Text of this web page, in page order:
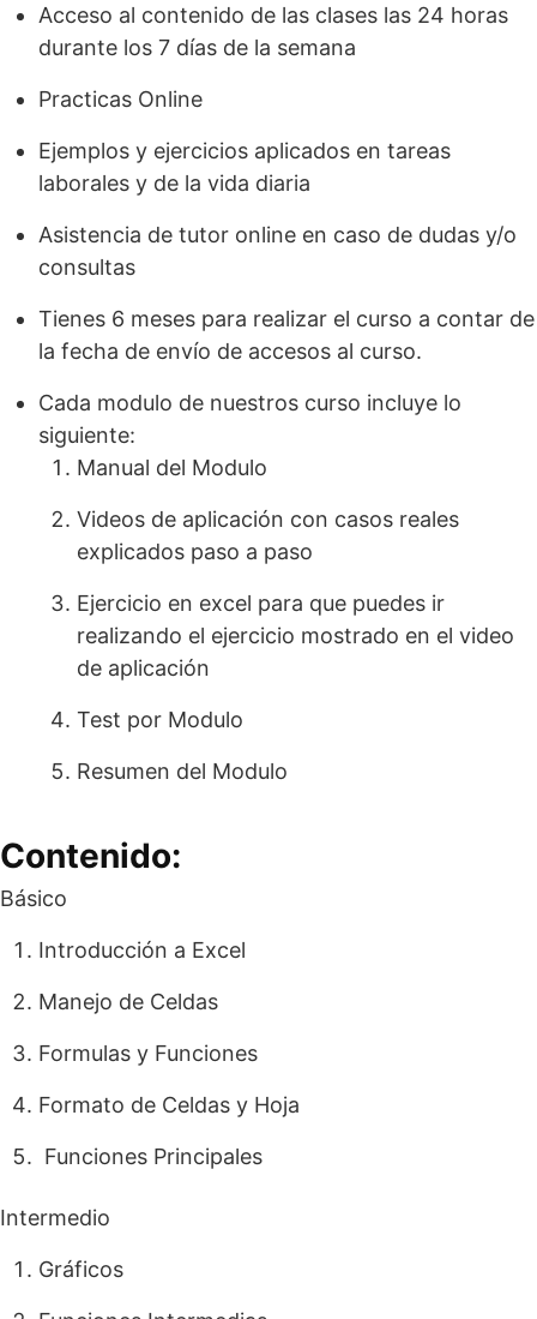
Acceso al contenido de las clases las 24 horas
durante los 7 días de la semana
Practicas Online
Ejemplos y ejercicios aplicados en tareas
laborales y de la vida diaria
Asistencia de tutor online en caso de dudas y/o
consultas
Tienes 6 meses para realizar el curso a contar de
la fecha de envío de accesos al curso.
Cada modulo de nuestros curso incluye lo
siguiente:
Manual del Modulo
Videos de aplicación con casos reales
explicados paso a paso
Ejercicio en excel para que puedes ir
realizando el ejercicio mostrado en el video
de aplicación
Test por Modulo
Resumen del Modulo
Contenido:
Básico
Introducción a Excel
Manejo de Celdas
Formulas y Funciones
Formato de Celdas y Hoja
Funciones Principales
Intermedio
Gráficos